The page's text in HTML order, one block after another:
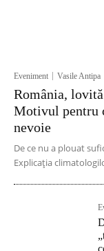
Eveniment Vasile Antipa
România,
Motivul pentru
nevoie
De ce nu a plouat
Explicația